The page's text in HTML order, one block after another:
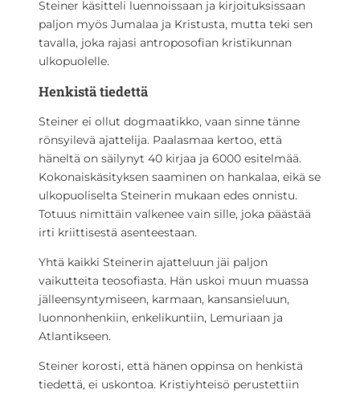
Steiner käsitteli luennoissaan ja kirjoituksissaan
paljon myös Jumalaa ja Kristusta, mutta teki sen
tavalla, joka rajasi antroposofian kristikunnan
ulkopuolelle.
Henkistä tiedettä
Steiner ei ollut dogmaatikko, vaan sinne tänne
rönsyilevä ajattelija. Paalasmaa kertoo, että
häneltä on säilynyt 40 kirjaa ja 6000 esitelmää.
Kokonaiskäsityksen saaminen on hankalaa, eikä se
ulkopuoliselta Steinerin mukaan edes onnistu.
Totuus nimittäin valkenee vain sille, joka päästää
irti kriittisestä asenteestaan.
Yhtä kaikki Steinerin ajatteluun jäi paljon
vaikutteita teosofiasta. Hän uskoi muun muassa
jälleensyntymiseen, karmaan, kansansieluun,
luonnonhenkiin, enkelikuntiin, Lemuriaan ja
Atlantikseen.
Steiner korosti, että hänen oppinsa on henkistä
tiedettä, ei uskontoa. Kristiyhteisö perustettiin